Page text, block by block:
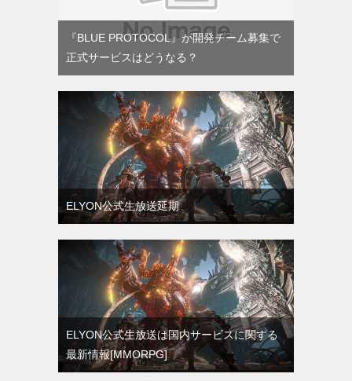
『BLUE PROTOCOL』が開発チーム募集で
正式サービスはどうなる？
ELYON公式生放送延期
ELYON公式生放送は国内サービスに関する
最新情報[MMORPG]